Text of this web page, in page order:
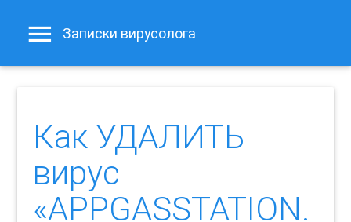
Записки вирусолога
Как УДАЛИТЬ
вирус
«APPGASSTATION.